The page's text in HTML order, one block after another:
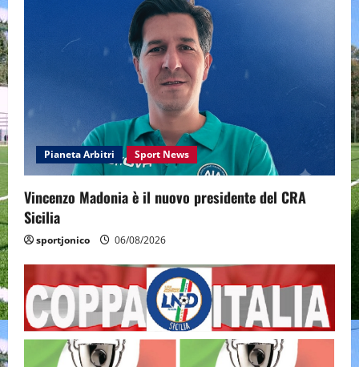
Pianeta Arbitri Sport News
Vincenzo Madonia è il nuovo presidente del CRA
Sicilia
sportjonico 06/08/2026